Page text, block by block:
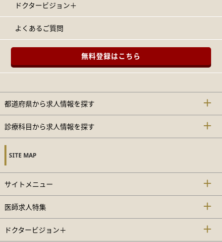
ドクタービジョン＋
よくあるご質問
無料登録はこちら
都道府県から求人情報を探す
診療科目から求人情報を探す
SITE MAP
サイトメニュー
医師求人特集
ドクタービジョン＋